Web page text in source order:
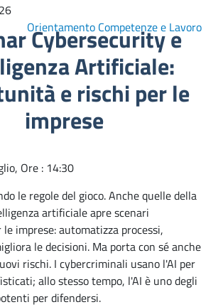
Cybersecurity e
Artificiale:
e rischi per le
imprese
Orientamento Competenze e Lavoro
Ore : 14:30
le regole del gioco. Anche quelle della
artificiale apre scenari
imprese: automatizza processi,
le decisioni. Ma porta con sé anche
rischi. I cybercriminali usano l'AI per
allo stesso tempo, l'AI è uno degli
per difendersi.